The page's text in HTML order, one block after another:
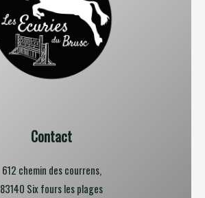
Contact
612 chemin des courrens,
83140 Six fours les plages